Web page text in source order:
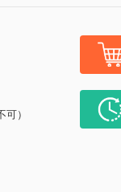
）